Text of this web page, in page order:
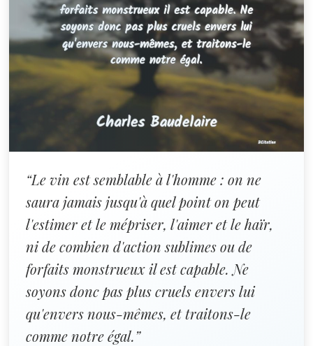
“Le vin est semblable à l'homme : on ne
saura jamais jusqu'à quel point on peut
l'estimer et le mépriser, l'aimer et le haïr,
ni de combien d'action sublimes ou de
forfaits monstrueux il est capable. Ne
soyons donc pas plus cruels envers lui
qu'envers nous-mêmes, et traitons-le
comme notre égal.”